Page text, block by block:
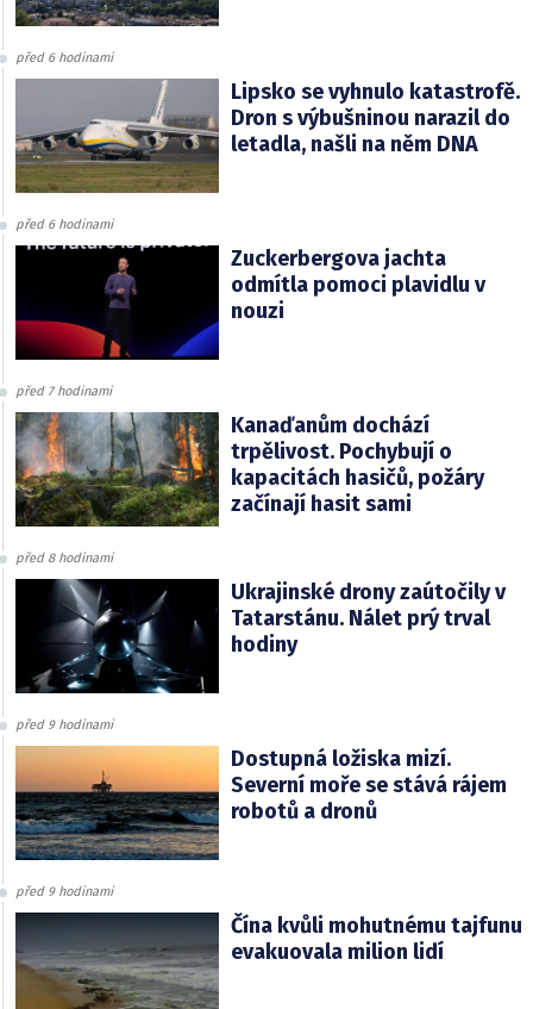
před 6 hodinami
Lipsko se vyhnulo katastrofě.
Dron s výbušninou narazil do
letadla, našli na něm DNA
před 6 hodinami
Zuckerbergova jachta
odmítla pomoci plavidlu v
nouzi
před 7 hodinami
Kanaďanům dochází
trpělivost. Pochybují o
kapacitách hasičů, požáry
začínají hasit sami
před 8 hodinami
Ukrajinské drony zaútočily v
Tatarstánu. Nálet prý trval
hodiny
před 9 hodinami
Dostupná ložiska mizí.
Severní moře se stává rájem
robotů a dronů
před 9 hodinami
Čína kvůli mohutnému tajfunu
evakuovala milion lidí